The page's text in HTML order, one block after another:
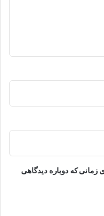
زمانی که دوباره دیدگاهی